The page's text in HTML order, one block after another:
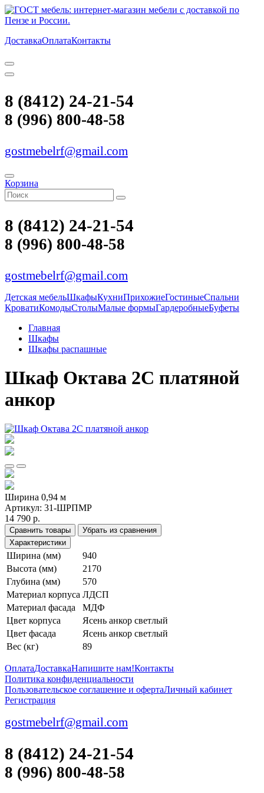
ДоставкаОплатаКонтакты
8 (8412) 24-21-54
8 (996) 800-48-58
gostmebelrf@gmail.com
Корзина
8 (8412) 24-21-54
8 (996) 800-48-58
gostmebelrf@gmail.com
Детская мебельШкафыКухниПрихожиеГостиныеСпальни
КроватиКомодыСтолыМалые формыГардеробныеБуфеты
Главная
Шкафы
Шкафы распашные
Шкаф Октава 2С платяной
анкор
Ширина 0,94 м
Артикул: 31-ШРПМР
14 790 р.
Сравнить товары
Убрать из сравнения
Характеристики
Ширина (мм)
940
Высота (мм)
2170
Глубина (мм)
570
Материал корпуса ЛДСП
Материал фасада
МДФ
Цвет корпуса
Ясень анкор светлый
Цвет фасада
Ясень анкор светлый
Вес (кг)
89
ОплатаДоставкаНапишите нам!Контакты
Политика конфиденциальности
Пользовательское соглашение и офертаЛичный кабинет
Регистрация
gostmebelrf@gmail.com
8 (8412) 24-21-54
8 (996) 800-48-58